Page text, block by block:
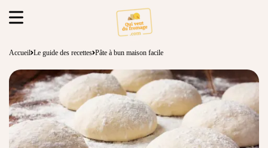
Accueil Le guide des recettes Pâte à bun maison facile